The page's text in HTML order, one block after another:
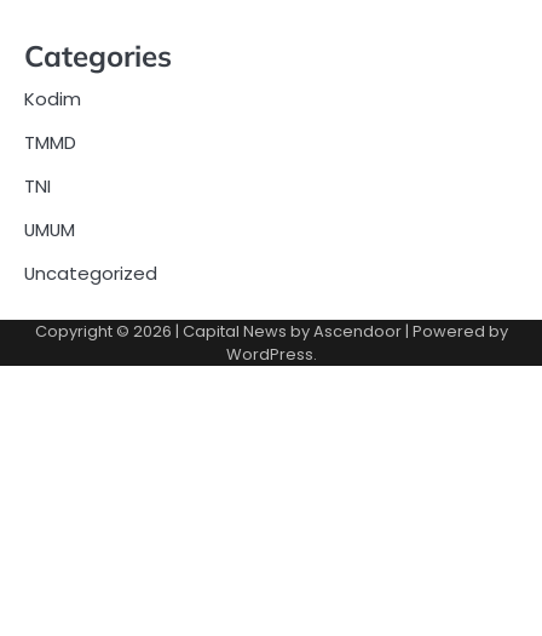
Categories
Kodim
TMMD
TNI
UMUM
Uncategorized
Copyright © 2026 | Capital News byAscendoor| Powered by
WordPress.